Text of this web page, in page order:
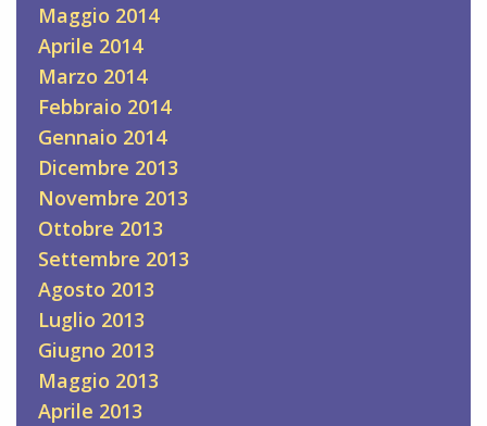
Maggio 2014
Aprile 2014
Marzo 2014
Febbraio 2014
Gennaio 2014
Dicembre 2013
Novembre 2013
Ottobre 2013
Settembre 2013
Agosto 2013
Luglio 2013
Giugno 2013
Maggio 2013
Aprile 2013